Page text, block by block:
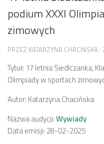
podium XXXI
zimowych
PRZEZ KATARZYNA CHACIŃSKA ·
Tytuł: 17 letnia Siedlczanka,
Olimpiady w sportach
Autor: Katarzyna Chacińska
Nazwa audycji:Wywiady
Data emisji: 28-02-2025